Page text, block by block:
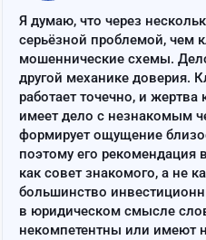
Я думаю, что через
серьёзной проблемой, чем
мошеннические схемы.
другой механике доверия.
работает точечно, и
имеет дело с незнакомым
формирует ощущение
поэтому его рекомендация
как совет знакомого, а не
большинство
в юридическом смысле
некомпетентны или имеют